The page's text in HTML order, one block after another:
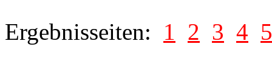
Ergebnisseiten: 1 2 3 4 5